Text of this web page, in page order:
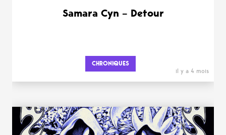
Samara Cyn – Detour
CHRONIQUES
il y a 4 mois